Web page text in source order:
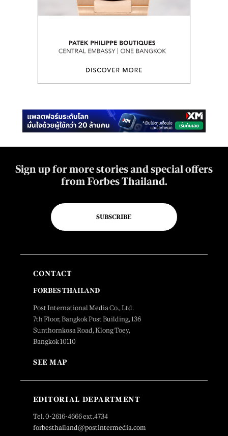
Sign up for more stories and special offers
from Forbes Thailand.
SUBSCRIBE
CONTACT
FORBES THAILAND
Post International Media Co., Ltd.
7th Floor, Bangkok Post Building, 136
Sunthornkosa Road, Klong Toey,
Bangkok 10110
SEE MAP
EDITORIAL DEPARTMENT
Tel. 0-2616-4666 ext.4734
forbesthailand@postintermedia.com